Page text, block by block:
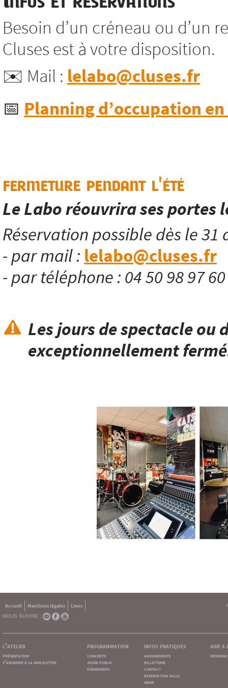
Besoin d’un créneau ou d’un
Cluses est à votre disposition.
✉️ Mail : lelabo@cluses.fr
📅 Planning d’occupation
fermeture pendant l'été
Le Labo réouvrira ses portes
Réservation possible dès le 31
- par mail : lelabo@cluses.fr
- par téléphone : 04 50 98 97
Les jours de spectacle ou
exceptionnellement
Accueil Mentions légales
Liens
NOUS SUIVRE :
l'atelier
présentation
s'abonner à la newsletter
programmation
concerts
jeune public
événements
infos pratiques
abonnements
billetterie
contact
reservation salle
venir
aide